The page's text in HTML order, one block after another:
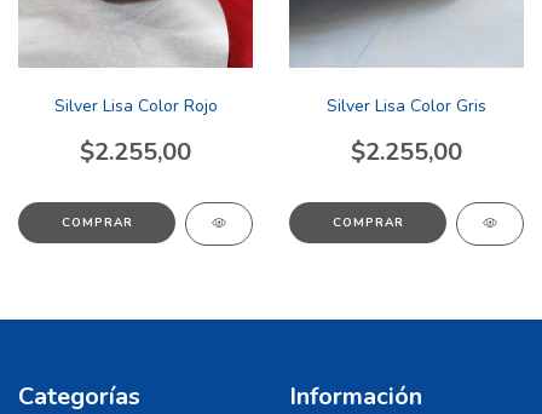
Silver Lisa Color Rojo
$2.255,00
COMPRAR
Silver Lisa Color Gris
$2.255,00
COMPRAR
Categorías Información